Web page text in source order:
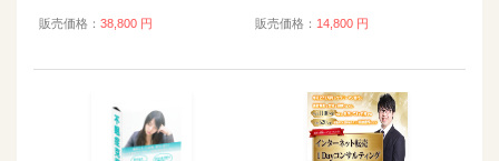
販売価格： 38,800 円 販売価格： 14,800 円